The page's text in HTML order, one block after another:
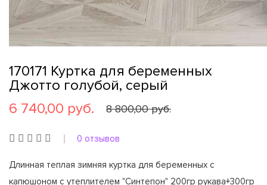
170171 Куртка для беременных
Джотто голубой, серый
6 740,00 руб.
8 800,00 руб.
0 отзывов
Длинная теплая зимняя куртка для беременных с
капюшоном с утеплителем "Синтепон" 200гр рукава+300гр